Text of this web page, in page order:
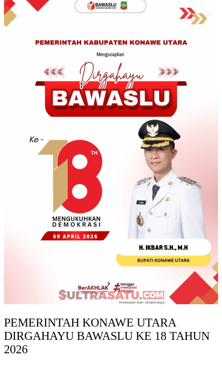
PEMERINTAH KONAWE UTARA
DIRGAHAYU BAWASLU KE 18 TAHUN
2026